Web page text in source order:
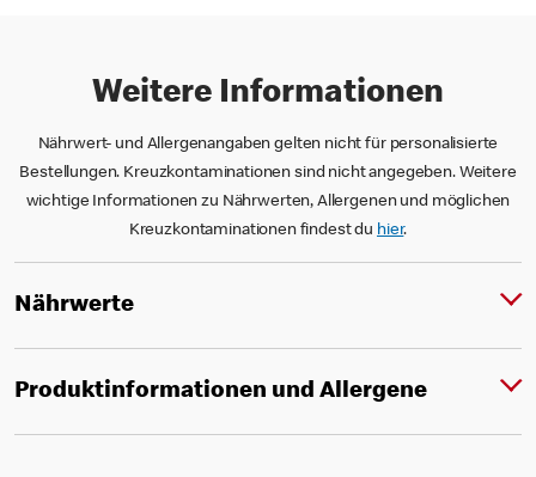
Weitere Informationen
Nährwert- und Allergenangaben gelten nicht für personalisierte
Bestellungen. Kreuzkontaminationen sind nicht angegeben. Weitere
wichtige Informationen zu Nährwerten, Allergenen und möglichen
Kreuzkontaminationen findest du hier.
Nährwerte
Produktinformationen und Allergene